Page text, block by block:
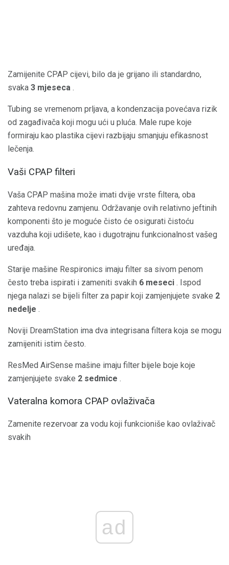
Zamijenite CPAP cijevi, bilo da je grijano ili standardno,
svaka 3 mjeseca .
Tubing se vremenom prljava, a kondenzacija povećava rizik
od zagađivača koji mogu ući u pluća. Male rupe koje
formiraju kao plastika cijevi razbijaju smanjuju efikasnost
lečenja.
Vaši CPAP filteri
Vaša CPAP mašina može imati dvije vrste filtera, oba
zahteva redovnu zamjenu. Održavanje ovih relativno jeftinih
komponenti što je moguće čisto će osigurati čistoću
vazduha koji udišete, kao i dugotrajnu funkcionalnost vašeg
uređaja.
Starije mašine Respironics imaju filter sa sivom penom
često treba ispirati i zameniti svakih 6 meseci . Ispod
njega nalazi se bijeli filter za papir koji zamjenjujete svake 2
nedelje .
Noviji DreamStation ima dva integrisana filtera koja se mogu
zamijeniti istim često.
ResMed AirSense mašine imaju filter bijele boje koje
zamjenjujete svake 2 sedmice .
Vateralna komora CPAP ovlaživača
Zamenite rezervoar za vodu koji funkcioniše kao ovlaživač
svakih
ad